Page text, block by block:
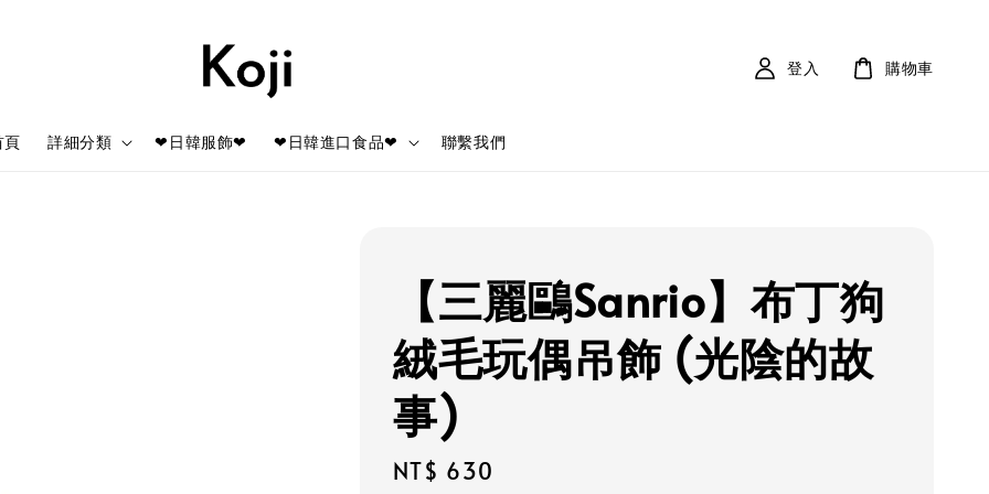
頁 詳細分類 ❤日韓服飾❤ ❤日韓進口食品❤ 聯繫我們
登入 購物車
【三麗鷗Sanrio】布丁狗
絨毛玩偶吊飾 (光陰的故
事)
Regular
NT$ 630